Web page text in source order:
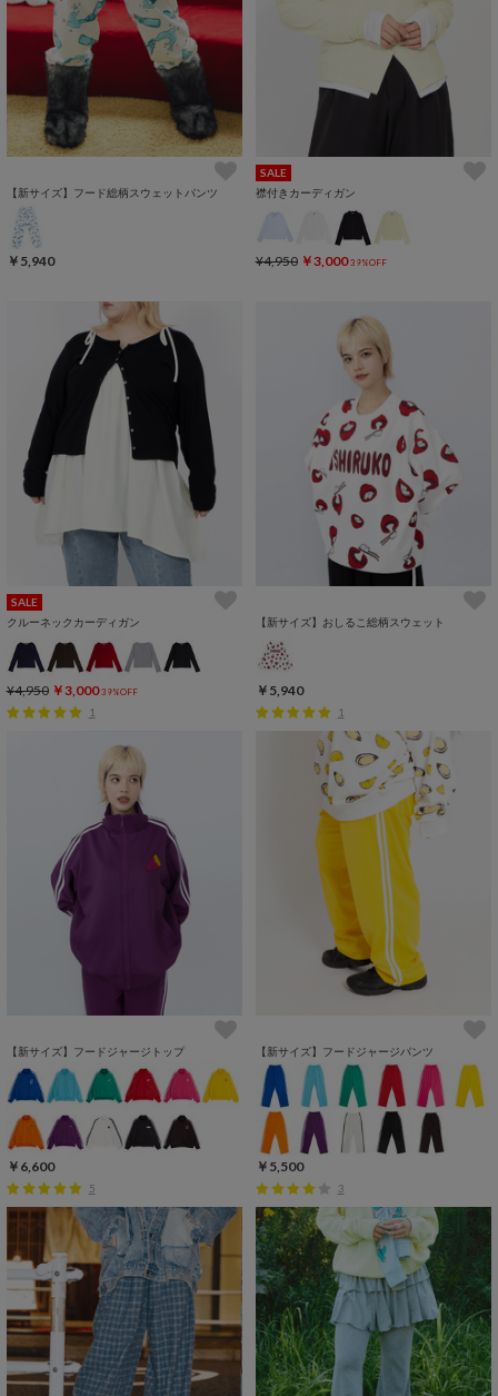
【新サイズ】フード総柄スウェットパンツ
￥5,940
SALE
襟付きカーディガン
¥4,950 ￥3,000 39%OFF
SALE
クルーネックカーディガン
¥4,950 ￥3,000 39%OFF
1
【新サイズ】おしるこ総柄スウェット
￥5,940
1
【新サイズ】フードジャージトップ
￥6,600
5
【新サイズ】フードジャージパンツ
￥5,500
3